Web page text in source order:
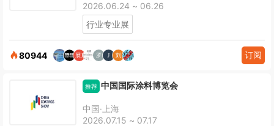
2026.06.24 ~ 06.26
行业专业展
80944 订阅
推荐 中国国际涂料博览会
中国·上海
2026.07.15 ~ 07.17